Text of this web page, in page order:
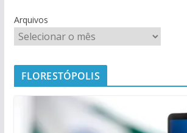
Arquivos
FLORESTÓPOLIS